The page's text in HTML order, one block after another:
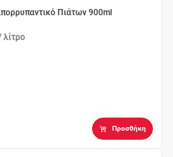
Πιάτων 900ml
λίτρο
Προσθήκη